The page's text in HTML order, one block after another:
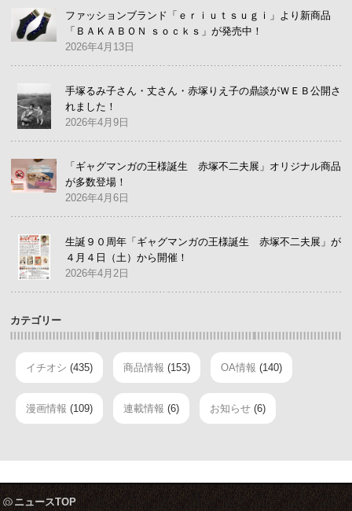
ファッションブランド「ｅｒｉｕｔｓｕｇｉ」より新商品
「ＢＡＫＡＢＯＮ ｓｏｃｋｓ」が発売中！
2026年4月13日
手塚るみ子さん・丈さん・赤塚りえ子の鼎談がＷＥＢ公開さ
れました！
2026年4月9日
「ギャグマンガの王様誕生 赤塚不二夫展」オリジナル商品
が多数登場！
2026年4月6日
生誕９０周年「ギャグマンガの王様誕生 赤塚不二夫展」が
４月４日（土）から開催！
2026年4月2日
カテゴリー
イチオシ (435) 商品情報 (153) OA情報 (140)
漫画情報 (109) 連載情報 (6) お知らせ (6)
ニュースTOP